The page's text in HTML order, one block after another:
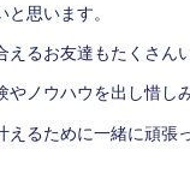
思います。
るお友達もたくさん
ノウハウを出し惜し
るために一緒に頑張